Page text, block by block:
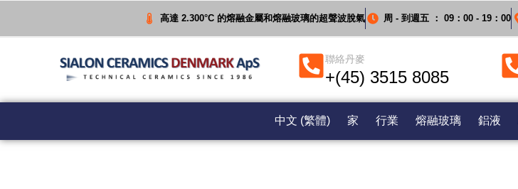
高達 2.300°C 的熔融金屬和熔融玻璃的超聲波脫氣 周 - 到週五 ： 09：00 - 19：00
聯絡丹麥
+(45) 3515 8085
中文 (繁體) 家 行業 熔融玻璃 鋁液